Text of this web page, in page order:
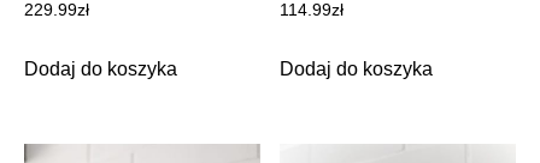
229.99zł
Dodaj do koszyka
114.99zł
Dodaj do koszyka